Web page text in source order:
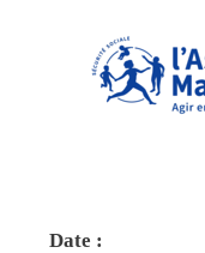
Date :